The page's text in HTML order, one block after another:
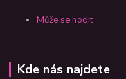
Může se hodit
Kde nás najdete